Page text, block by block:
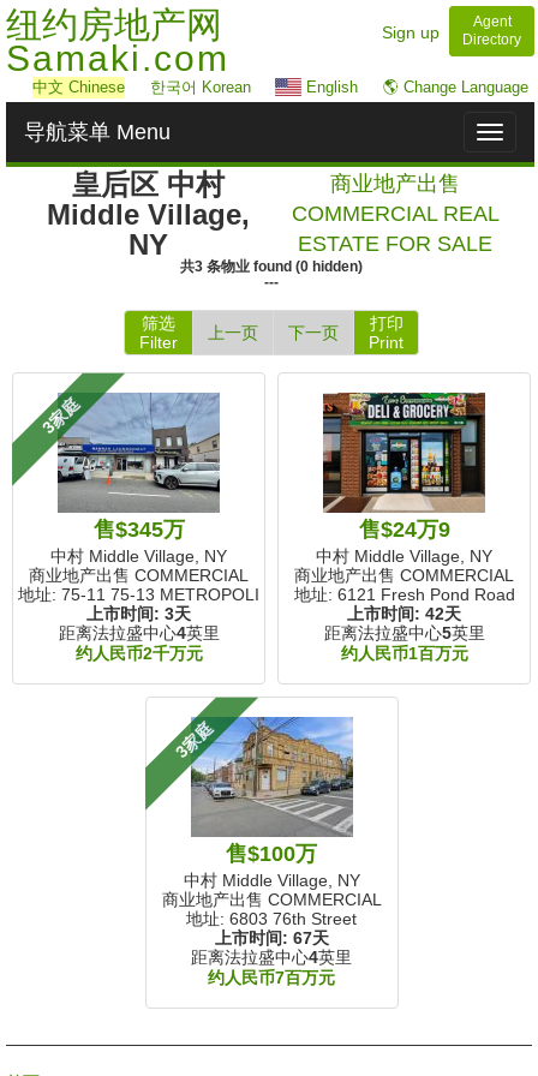
纽约房地产网
Samaki.com
Sign up
Agent
Directory
中文 Chinese 한국어 Korean English 🌎 Change Language
Toggle
导航菜单 Menu
皇后区 中村
Middle Village,
NY
商业地产出售
COMMERCIAL REAL
ESTATE FOR SALE
共3 条物业 found (0 hidden)
---
筛选
Filter
上一页 下一页
打印
Print
3家庭
售$345万
中村 Middle Village, NY
商业地产出售 COMMERCIAL
地址: 75-11 75-13 METROPOLITAN Avenue
上市时间: 3天
距离法拉盛中心4英里
约人民币2千万元
售$24万9
中村 Middle Village, NY
商业地产出售 COMMERCIAL
地址: 6121 Fresh Pond Road
上市时间: 42天
距离法拉盛中心5英里
约人民币1百万元
3家庭
售$100万
中村 Middle Village, NY
商业地产出售 COMMERCIAL
地址: 6803 76th Street
上市时间: 67天
距离法拉盛中心4英里
约人民币7百万元